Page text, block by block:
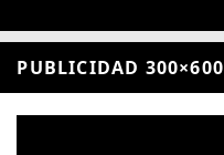
PUBLICIDAD 300×600